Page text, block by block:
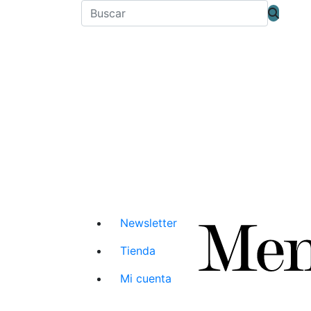
Newsletter
Tienda
Mi cuenta